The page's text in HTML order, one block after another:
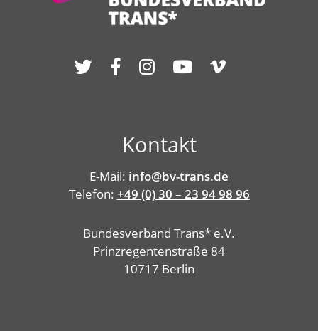
Kontakt
E-Mail: info@bv-trans.de
Telefon: +49 (0) 30 – 23 94 98 96
Bundesverband Trans* e.V.
Prinzregentenstraße 84
10717 Berlin